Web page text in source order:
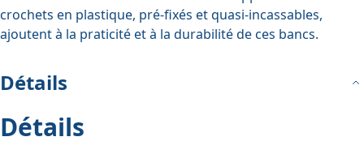
crochets en plastique, pré-fixés et quasi-incassables,
ajoutent à la praticité et à la durabilité de ces bancs.
Détails
Détails